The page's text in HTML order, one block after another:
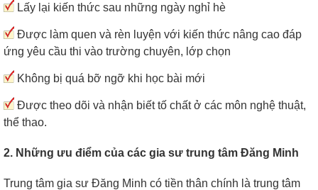
Lấy lại kiến thức sau những ngày nghỉ hè
Được làm quen và rèn luyện với kiến thức nâng cao đáp
ứng yêu cầu thi vào trường chuyên, lớp chọn
Không bị quá bỡ ngỡ khi học bài mới
Được theo dõi và nhận biết tố chất ở các môn nghệ thuật,
thể thao.
2. Những ưu điểm của các gia sư trung tâm Đăng Minh
Trung tâm gia sư Đăng Minh có tiền thân chính là trung tâm